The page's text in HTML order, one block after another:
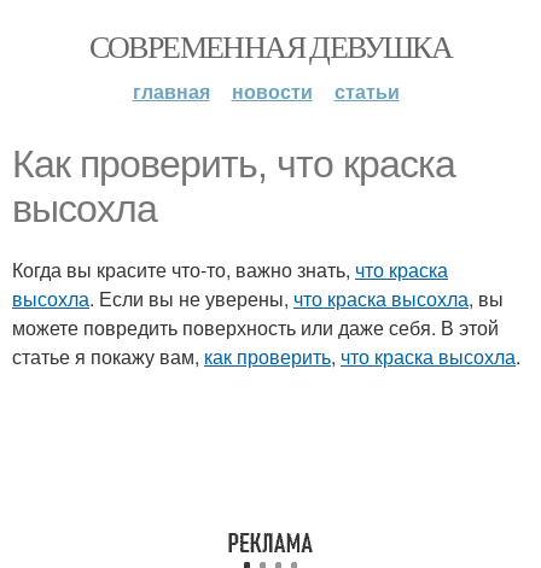
СОВРЕМЕННАЯ ДЕВУШКА
главная новости статьи
Как проверить, что краска
высохла
Когда вы красите что-то, важно знать, что краска
высохла. Если вы не уверены, что краска высохла, вы
можете повредить поверхность или даже себя. В этой
статье я покажу вам, как проверить, что краска высохла.